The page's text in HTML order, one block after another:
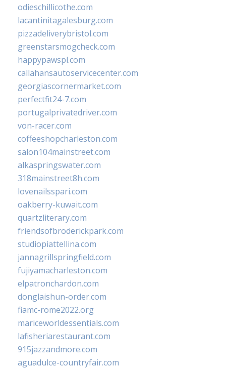
odieschillicothe.com
lacantinitagalesburg.com
pizzadeliverybristol.com
greenstarsmogcheck.com
happypawspl.com
callahansautoservicecenter.com
georgiascornermarket.com
perfectfit24-7.com
portugalprivatedriver.com
von-racer.com
coffeeshopcharleston.com
salon104mainstreet.com
alkaspringswater.com
318mainstreet8h.com
lovenailsspari.com
oakberry-kuwait.com
quartzliterary.com
friendsofbroderickpark.com
studiopiattellina.com
jannagrillspringfield.com
fujiyamacharleston.com
elpatronchardon.com
donglaishun-order.com
fiamc-rome2022.org
mariceworldessentials.com
lafisheriarestaurant.com
915jazzandmore.com
aguadulce-countryfair.com